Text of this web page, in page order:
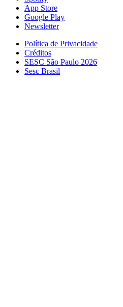
App Store
Google Play
Newsletter
Política de Privacidade
Créditos
SESC São Paulo 2026
Sesc Brasil